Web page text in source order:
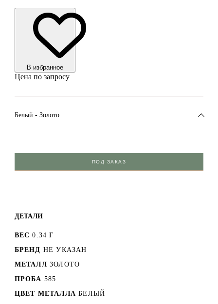
В избранноe
Цена по запросу
Белый - Золото
ПОД ЗАКАЗ
ДЕТАЛИ
ВЕС 0.34 Г
БРЕНД НЕ УКАЗАН
МЕТАЛЛ ЗОЛОТО
ПРОБА 585
ЦВЕТ МЕТАЛЛА БЕЛЫЙ